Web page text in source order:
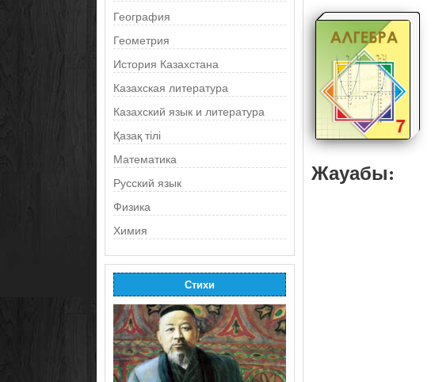
География
Геометрия
История Казахстана
Казахская литература
Казахский язык и литература
Қазақ тілі
Математика
Русский язык
Физика
Химия
Стихи
Жауабы: